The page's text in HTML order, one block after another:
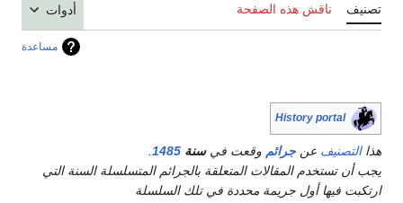
تصنيف ناقش هذه الصفحة أدوات
مساعدة
History portal
هذاالتصنيف عنجرائم وقعت فيسنة 1485
يجب أن تستخدم المقالات المتعلقة بالجرائم المتسلسلة السنة التي
ارتكبت فيها أول جريمة محددة في تلك السلسلة